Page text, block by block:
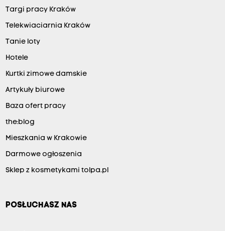
Targi pracy Kraków
Telekwiaciarnia Kraków
Tanie loty
Hotele
Kurtki zimowe damskie
Artykuły biurowe
Baza ofert pracy
the:blog
Mieszkania w Krakowie
Darmowe ogłoszenia
Sklep z kosmetykami tolpa.pl
POSŁUCHASZ NAS